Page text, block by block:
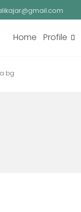
Home Profile